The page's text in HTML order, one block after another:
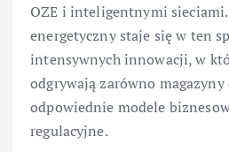
OZE i inteligentnymi sieciami.
energetyczny staje się w ten
intensywnych innowacji, w
odgrywają zarówno
odpowiednie modele
regulacyjne.